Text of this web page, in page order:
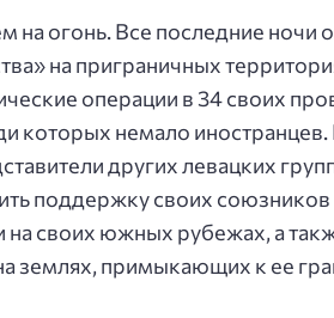
на огонь. Все последние ночи
на приграничных
операции в 34 своих
которых немало иностранцев.
других левацких
поддержку своих
на своих южных рубежах, а
землях, примыкающих к ее